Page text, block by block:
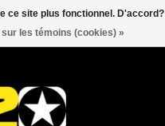
0 Articles - C$0.00
ce site plus fonctionnel. D'accord?
les témoins (cookies) »